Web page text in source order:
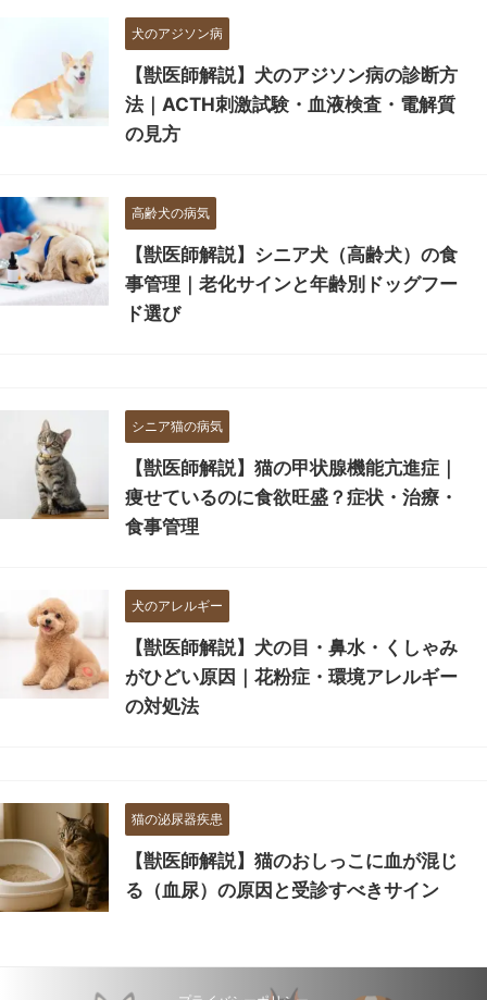
犬のアジソン病
【獣医師解説】犬のアジソン病の診断方
法｜ACTH刺激試験・血液検査・電解質
の見方
高齢犬の病気
【獣医師解説】シニア犬（高齢犬）の食
事管理｜老化サインと年齢別ドッグフー
ド選び
シニア猫の病気
【獣医師解説】猫の甲状腺機能亢進症｜
痩せているのに食欲旺盛？症状・治療・
食事管理
犬のアレルギー
【獣医師解説】犬の目・鼻水・くしゃみ
がひどい原因｜花粉症・環境アレルギー
の対処法
猫の泌尿器疾患
【獣医師解説】猫のおしっこに血が混じ
る（血尿）の原因と受診すべきサイン